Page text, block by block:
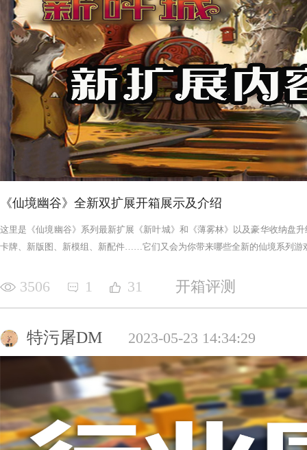
《仙境幽谷》全新双扩展开箱展示及介绍
这里是《仙境幽谷》系列最新扩展《新叶城》和《薄雾林》以及豪华收纳盘
卡牌、新版图、新模组、新配件……它们又会为你带来哪些全新的仙境系列游
3506 1 31 开箱评测
特污屠DM 2023-05-23 14:34:29